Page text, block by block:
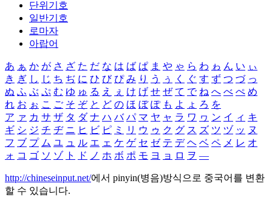
단위기호
일반기호
로마자
아랍어
あ ぁ か が さ ざ た だ な は ば ぱ ま や ゃ ら わ ゎ ん い ぃ
き ぎ し じ ち ぢ に ひ び ぴ み り う ぅ く ぐ す ず つ づ っ
ぬ ふ ぶ ぷ む ゆ ゅ る え ぇ け げ せ ぜ て で ね へ べ ぺ め
れ お ぉ こ ご そ ぞ と ど の ほ ぼ ぽ も よ ょ ろ を
ア ァ カ サ ザ タ ダ ナ ハ バ パ マ ヤ ャ ラ ワ ヮ ン イ ィ キ
ギ シ ジ チ ヂ ニ ヒ ビ ピ ミ リ ウ ゥ ク グ ス ズ ツ ヅ ッ ヌ
フ ブ プ ム ユ ュ ル エ ェ ケ ゲ セ ゼ テ デ ヘ ベ ペ メ レ オ
ォ コ ゴ ソ ゾ ト ド ノ ホ ボ ポ モ ヨ ョ ロ ヲ ―
http://chineseinput.net/에서 pinyin(병음)방식으로 중국어를 변환
할 수 있습니다.